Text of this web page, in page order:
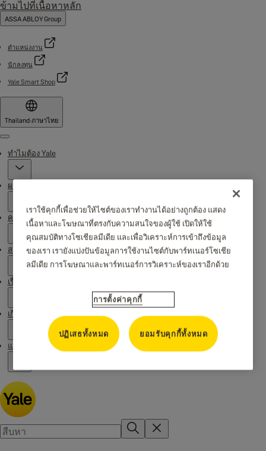
ข้ามไปที่เนื้อหาหลัก
ASSA ABLOY Group
ตำแหน่งงาน
นักลงทุน
Yale Smart Shop
Thailand·ภาษาไทย
Menu
ทำไมต้อง Yale
ผลิตภัณฑ์
ความช่วยเหลือ
สถานที่จัดจำหน่าย
เรื่องราวของเรา
เกี่ยวกับเรา
แคมเปญ
เราใช้คุกกี้เพื่อช่วยให้ไซต์ของเราทำงานได้อย่างถูกต้อง แสดง
เนื้อหาและโฆษณาที่ตรงกับความสนใจของผู้ใช้ เปิดให้ใช้
คุณสมบัติทางโซเชียลมีเดีย และเพื่อวิเคราะห์การเข้าถึงข้อมูล
ของเรา เรายังแบ่งปันข้อมูลการใช้งานไซต์กับพาร์ทเนอร์โซเชีย
ลมีเดีย การโฆษณาและพาร์ทเนอร์การวิเคราะห์ของเราอีกด้วย
การตั้งค่าคุกกี้
ปฏิเสธทั้งหมด ยอมรับคุกกี้ทั้งหมด